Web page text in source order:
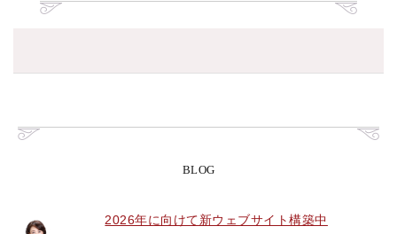
BLOG
2026年に向けて新ウェブサイト構築中